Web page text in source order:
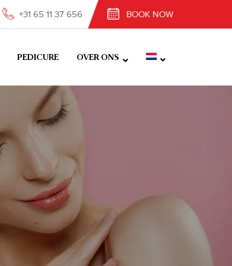
+31 65 11 37 656 BOOK NOW
PEDICURE OVER ONS